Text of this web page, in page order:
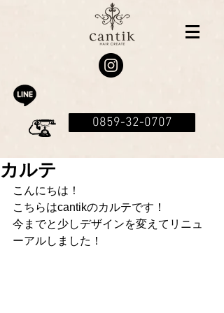
0859-32-0707
カルテ
こんにちは！
こちらはcantikのカルテです！
今までと少しデザインを変えてリニュ
ーアルしました！